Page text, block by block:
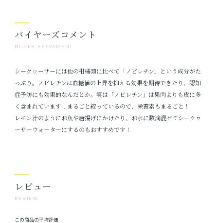
BUYER'S COMMENT
バイヤーズコメント
シークヮーサーには他の柑橘類に比べて「ノビレチン」という成分がた
っぷり。ノビレチンは血糖値の上昇を抑える効果を期待できたり、認知
症予防にも効果的なんだとか。実は「ノビレチン」は果肉よりも皮に多
く含まれています！まるごと絞っているので、栄養素もまるごと！
レモン汁のようにお魚や唐揚げにかけたり、お水に数滴混ぜてシークヮ
ーサーウォーターにするのもおすすめです！
REVIEW
レビュー